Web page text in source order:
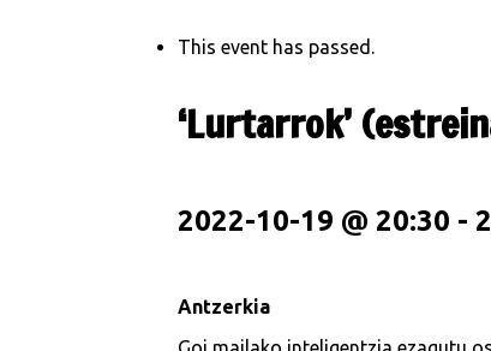
This event has passed.
‘Lurtarrok’
2022-10-19 @ 20:30 -
Antzerkia